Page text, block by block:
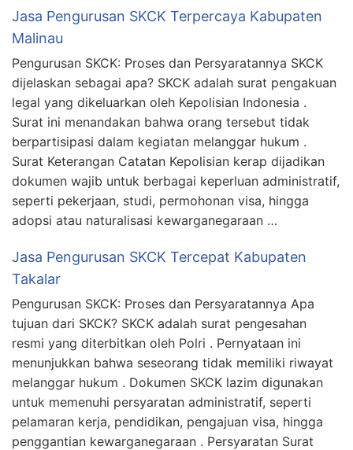
Jasa Pengurusan SKCK Terpercaya Kabupaten
Malinau
Pengurusan SKCK: Proses dan Persyaratannya SKCK
dijelaskan sebagai apa? SKCK adalah surat pengakuan
legal yang dikeluarkan oleh Kepolisian Indonesia .
Surat ini menandakan bahwa orang tersebut tidak
berpartisipasi dalam kegiatan melanggar hukum .
Surat Keterangan Catatan Kepolisian kerap dijadikan
dokumen wajib untuk berbagai keperluan administratif,
seperti pekerjaan, studi, permohonan visa, hingga
adopsi atau naturalisasi kewarganegaraan …
Jasa Pengurusan SKCK Tercepat Kabupaten
Takalar
Pengurusan SKCK: Proses dan Persyaratannya Apa
tujuan dari SKCK? SKCK adalah surat pengesahan
resmi yang diterbitkan oleh Polri . Pernyataan ini
menunjukkan bahwa seseorang tidak memiliki riwayat
melanggar hukum . Dokumen SKCK lazim digunakan
untuk memenuhi persyaratan administratif, seperti
pelamaran kerja, pendidikan, pengajuan visa, hingga
penggantian kewarganegaraan . Persyaratan Surat